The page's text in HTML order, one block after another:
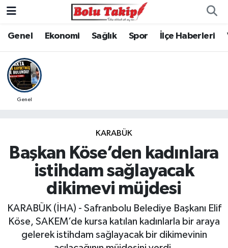
Genel Ekonomi Sağlık Spor İlçe Haberleri
Genel
KARABÜK
Başkan Köse’den kadınlara
istihdam sağlayacak
dikimevi müjdesi
KARABÜK (İHA) - Safranbolu Belediye Başkanı Elif
Köse, SAKEM’de kursa katılan kadınlarla bir araya
gelerek istihdam sağlayacak bir dikimevinin